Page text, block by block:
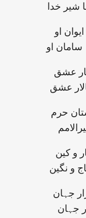
خدا
او
او
عشق
عشق
حرم
و کین
و نگین
جہان
جہان